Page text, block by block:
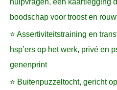
hulpvragen, een kaartlegging
boodschap voor troost en
⭐ Assertiviteitstraining en
hsp’ers op het werk, privé en
genenprint
⭐ Buitenpuzzeltocht, gericht